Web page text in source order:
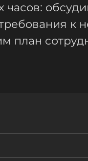
часов:
к
план